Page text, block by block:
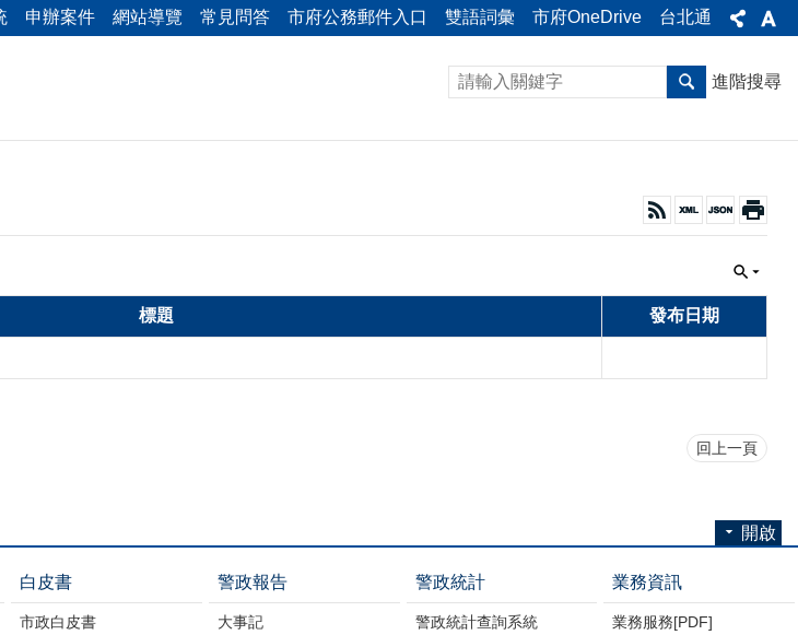
申辦案件 網站導覽 常見問答 市府公務郵件入口 雙語詞彙 市府OneDrive 台北通
進階搜尋
標題 發布日期
回上一頁
開啟
白皮書
市政白皮書
警政報告
大事記
警政統計
警政統計查詢系統
業務資訊
業務服務[PDF]